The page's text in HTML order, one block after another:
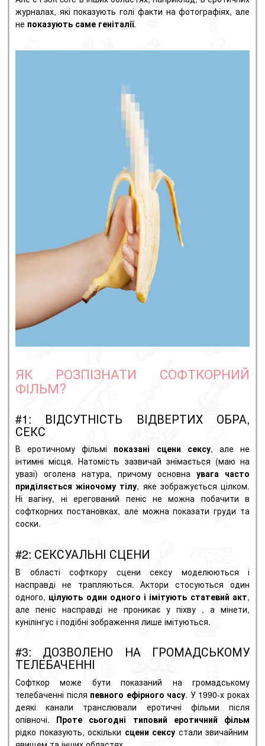
журналах, які показують голі факти на фотографіях, але
не показують саме геніталії.
ЯК РОЗПІЗНАТИ СОФТКОРНИЙ
ФІЛЬМ?
#1: ВІДСУТНІСТЬ ВІДВЕРТИХ ОБРА,
СЕКС
В еротичному фільмі показані сцени сексу, але не
інтимні місця. Натомість зазвичай знімається (маю на
увазі) оголена натура, причому основна увага часто
приділяється жіночому тілу, яке зображується цілком.
Ні вагіну, ні ерегований пеніс не можна побачити в
софткорних постановках, але можна показати груди та
соски.
#2: СЕКСУАЛЬНІ СЦЕНИ
В області софткору сцени сексу моделюються і
насправді не трапляються. Актори стосуються один
одного, цілують один одного і імітують статевий акт,
але пеніс насправді не проникає у піхву , а мінети,
кунілінгус і подібні зображення лише імітуються.
#3: ДОЗВОЛЕНО НА ГРОМАДСЬКОМУ
ТЕЛЕБАЧЕННІ
Софткор може бути показаний на громадському
телебаченні після певного ефірного часу. У 1990-х роках
деякі канали транслювали еротичні фільми після
опівночі. Проте сьогодні типовий еротичний фільм
рідко показують, оскільки сцени сексу стали звичайним